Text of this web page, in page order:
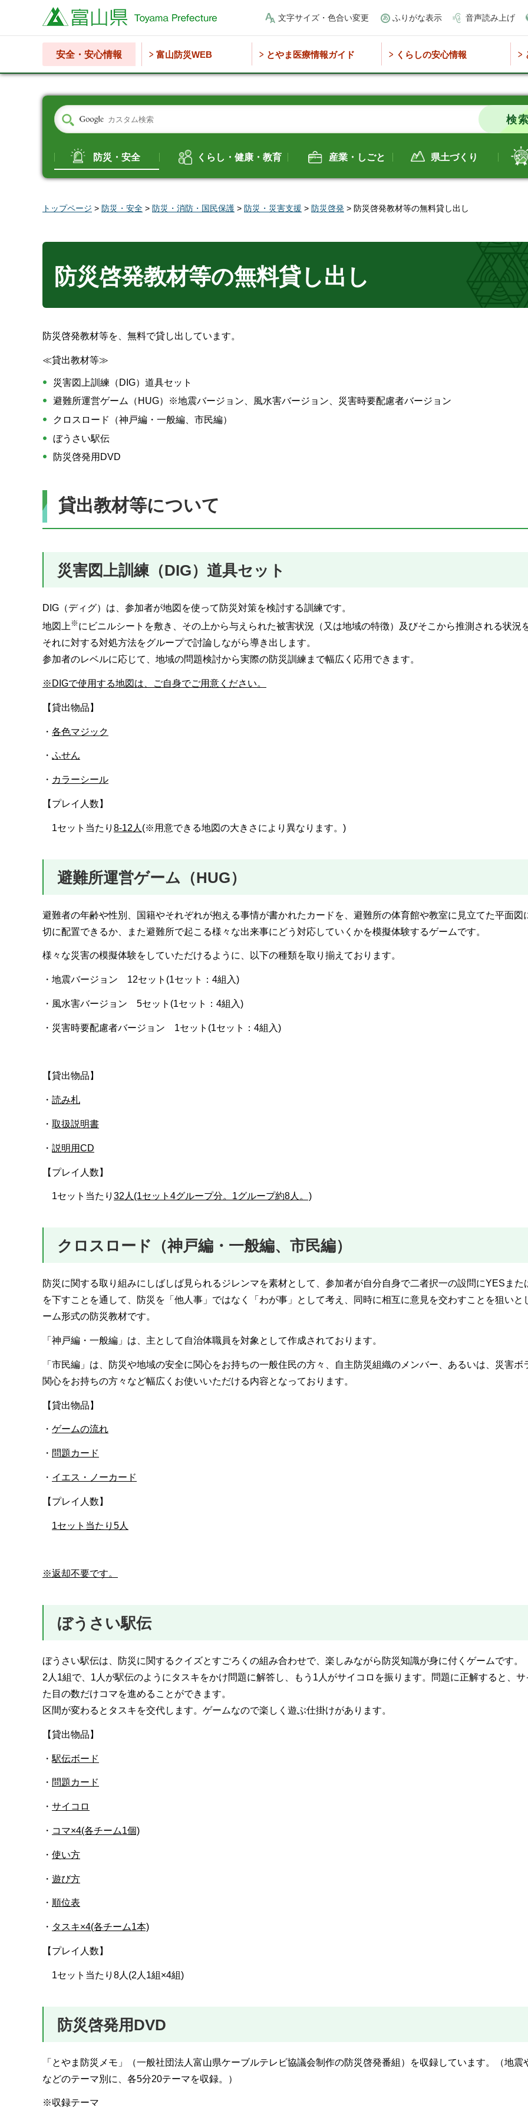
富山県 文字サイズ・色合い変更 ふりがな表示 音声読み上げ
安全・安心情報 富山防災WEB とやま医療情報ガイド くらしの安心情報
防災・安全 くらし・健康・教育 産業・しごと 県土づくり
トップページ > 防災・安全 > 防災・消防・国民保護 > 防災・災害支援 > 防災啓発 > 防災啓発教材等の無料貸し出し
防災啓発教材等の無料貸し出し
防災啓発教材等を、無料で貸し出しています。
≪貸出教材等≫
災害図上訓練（DIG）道具セット
避難所運営ゲーム（HUG）※地震バージョン、風水害バージョン、災害時要配慮者バージョン
クロスロード（神戸編・一般編、市民編）
ぼうさい駅伝
防災啓発用DVD
貸出教材等について
災害図上訓練（DIG）道具セット
DIG（ディグ）は、参加者が地図を使って防災対策を検討する訓練です。
地図上 ※ にビニルシートを敷き、その上から与えられた被害状況（又は地域の特徴）及びそこから推測される状況
それに対する対処方法をグループで討論しながら導き出します。
参加者のレベルに応じて、地域の問題検討から実際の防災訓練まで幅広く応用できます。
※DIGで使用する地図は、ご自身でご用意ください。
【貸出物品】
・ 各色マジック
・ ふせん
・ カラーシール
【プレイ人数】
1セット当たり 8‐12人 (※用意できる地図の大きさにより異なります。)
避難所運営ゲーム（HUG）
避難者の年齢や性別、国籍やそれぞれが抱える事情が書かれたカードを、避難所の体育館や教室に見立てた平面図
切に配置できるか、また避難所で起こる様々な出来事にどう対応していくかを模擬体験するゲームです。
様々な災害の模擬体験をしていただけるように、以下の種類を取り揃えております。
・地震バージョン 12セット(1セット：4組入)
・風水害バージョン 5セット(1セット：4組入)
・災害時要配慮者バージョン 1セット(1セット：4組入)
【貸出物品】
・ 読み札
・ 取扱説明書
・ 説明用CD
【プレイ人数】
1セット当たり 32人(1セット4グループ分。1グループ約8人。)
クロスロード（神戸編・一般編、市民編）
防災に関する取り組みにしばしば見られるジレンマを素材として、参加者が自分自身で二者択一の設問にYESまた
を下すことを通して、防災を「他人事」ではなく「わが事」として考え、同時に相互に意見を交わすことを狙いと
ーム形式の防災教材です。
「神戸編・一般編」は、主として自治体職員を対象として作成されております。
「市民編」は、防災や地域の安全に関心をお持ちの一般住民の方々、自主防災組織のメンバー、あるいは、災害ボ
関心をお持ちの方々など幅広くお使いいただける内容となっております。
【貸出物品】
・ ゲームの流れ
・ 問題カード
・ イエス・ノーカード
【プレイ人数】
1セット当たり5人
※返却不要です。
ぼうさい駅伝
ぼうさい駅伝は、防災に関するクイズとすごろくの組み合わせで、楽しみながら防災知識が身に付くゲームです。
2人1組で、1人が駅伝のようにタスキをかけ問題に解答し、もう1人がサイコロを振ります。問題に正解すると、サ
た目の数だけコマを進めることができます。
区間が変わるとタスキを交代します。ゲームなので楽しく遊ぶ仕掛けがあります。
【貸出物品】
・ 駅伝ボード
・ 問題カード
・ サイコロ
・ コマ×4(各チーム1個)
・ 使い方
・ 遊び方
・ 順位表
・ タスキ×4(各チーム1本)
【プレイ人数】
1セット当たり8人(2人1組×4組)
防災啓発用DVD
「とやま防災メモ」（一般社団法人富山県ケーブルテレビ協議会制作の防災啓発番組）を収録しています。（地震
などのテーマ別に、各5分20テーマを収録。）
※収録テーマ